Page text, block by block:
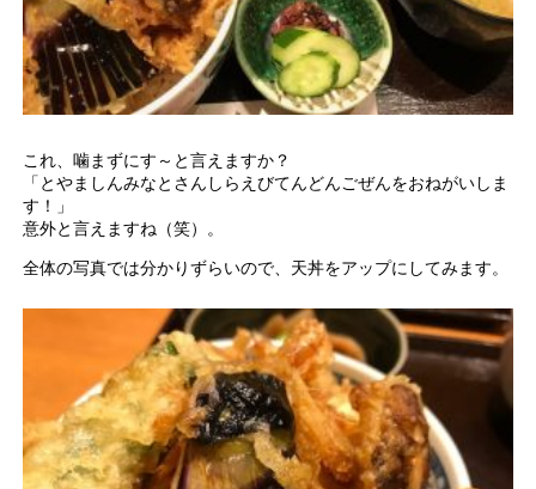
これ、噛まずにす～と言えますか？
「とやましんみなとさんしらえびてんどんごぜんをおねがいしま
す！」
意外と言えますね（笑）。
全体の写真では分かりずらいので、天丼をアップにしてみます。